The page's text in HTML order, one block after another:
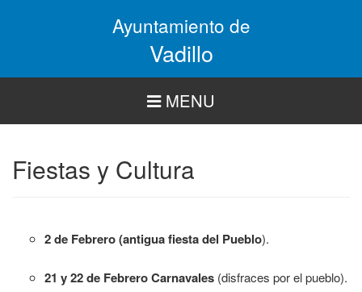
Ayuntamiento de
Vadillo
MENU
Fiestas y Cultura
2 de Febrero(antigua fiesta del Pueblo).
21 y 22 de FebreroCarnavales (disfraces por el pueblo).